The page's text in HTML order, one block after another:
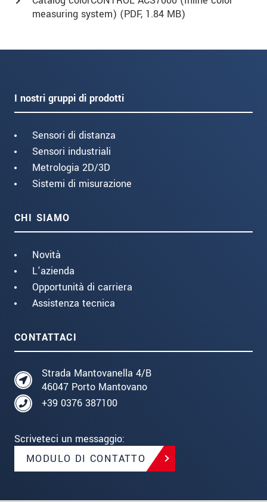
measuring system) (PDF, 1.84 MB)
I nostri gruppi di prodotti
Sensori di distanza
Sensori industriali
Metrologia 2D/3D
Sistemi di misurazione
CHI SIAMO
Novità
L'azienda
Opportunità di carriera
Assistenza tecnica
CONTATTACI
Strada Mantovanella 4/B
46047 Porto Mantovano
+39 0376 387100
Scriveteci un messaggio:
MODULO DI CONTATTO